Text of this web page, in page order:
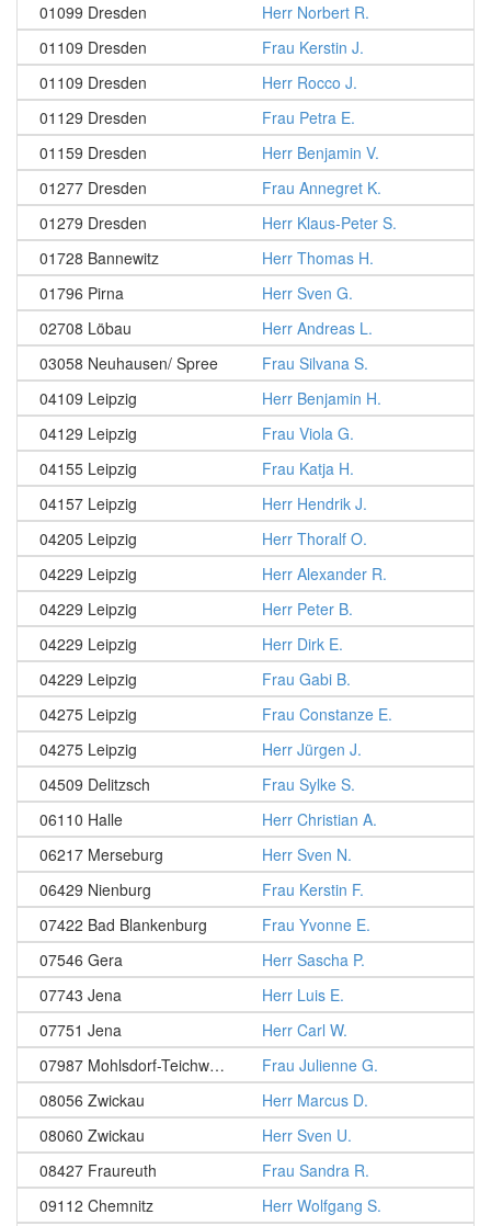
01099 Dresden
Herr Norbert R.
01109 Dresden
Frau Kerstin J.
01109 Dresden
Herr Rocco J.
01129 Dresden
Frau Petra E.
01159 Dresden
Herr Benjamin V.
01277 Dresden
Frau Annegret K.
01279 Dresden
Herr Klaus-Peter S.
01728 Bannewitz
Herr Thomas H.
01796 Pirna
Herr Sven G.
02708 Löbau
Herr Andreas L.
03058 Neuhausen/ Spree
Frau Silvana S.
04109 Leipzig
Herr Benjamin H.
04129 Leipzig
Frau Viola G.
04155 Leipzig
Frau Katja H.
04157 Leipzig
Herr Hendrik J.
04205 Leipzig
Herr Thoralf O.
04229 Leipzig
Herr Alexander R.
04229 Leipzig
Herr Peter B.
04229 Leipzig
Herr Dirk E.
04229 Leipzig
Frau Gabi B.
04275 Leipzig
Frau Constanze E.
04275 Leipzig
Herr Jürgen J.
04509 Delitzsch
Frau Sylke S.
06110 Halle
Herr Christian A.
06217 Merseburg
Herr Sven N.
06429 Nienburg
Frau Kerstin F.
07422 Bad Blankenburg
Frau Yvonne E.
07546 Gera
Herr Sascha P.
07743 Jena
Herr Luis E.
07751 Jena
Herr Carl W.
07987 Mohlsdorf-Teichwolframsdorf
Frau Julienne G.
08056 Zwickau
Herr Marcus D.
08060 Zwickau
Herr Sven U.
08427 Fraureuth
Frau Sandra R.
09112 Chemnitz
Herr Wolfgang S.